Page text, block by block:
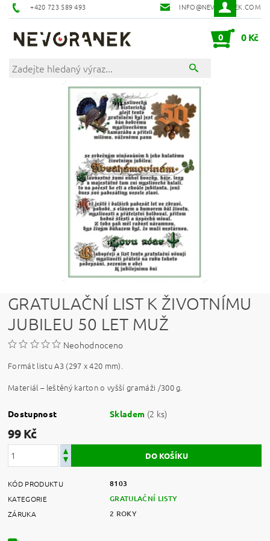
+420 723 589 493 INFO@NEVORANEK.COM
0 0 Kč
GRATULAČNÍ LIST K ŽIVOTNÍMU
JUBILEU 50 LET MUŽ
Neohodnoceno
Formát listu A3 (297 x 420 mm).
Materiál – leštěný karton o vyšší gramáži /300 g.
Dostupnost Skladem (2 ks)
99 Kč
KÓD PRODUKTU 8103
KATEGORIE GRATULAČNÍ LISTY
ZÁRUKA 2 ROKY